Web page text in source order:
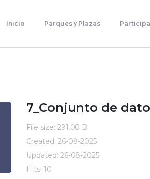
Inicio Parques y Plazas
Parques Y Plazas
Planificación Estratégica
7_Conjunto de
File size: 291.00 B
Created: 26-08-2025
Updated: 26-08-2025
Hits: 10